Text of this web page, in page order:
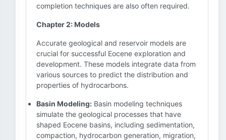
completion techniques are also often required.
Chapter 2: Models
Accurate geological and reservoir models are
crucial for successful Eocene exploration and
development. These models integrate data from
various sources to predict the distribution and
properties of hydrocarbons.
Basin Modeling: Basin modeling techniques
simulate the geological processes that have
shaped Eocene basins, including sedimentation,
compaction, hydrocarbon generation, migration,